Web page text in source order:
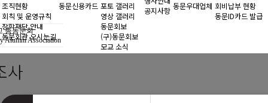
역대회장
조직현황
조직현황
회칙 및 운영규칙
장학재단 안내
동문회관 오시는길
동문신용카드 포토 갤러리
영상 갤러리
동문회보
(구)동문회보
모교 소식
공지사항 동문우대업체 회비납부 현황
동문ID카드 발급
총동문회
Alumni Association
사